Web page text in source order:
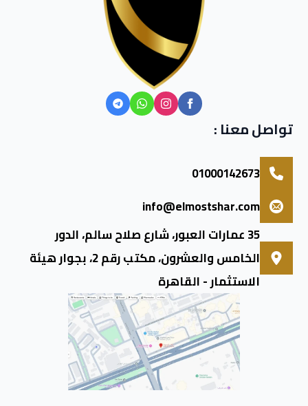
تواصل معنا :
01000142673
info@elmostshar.com
35 عمارات العبور، شارع صلاح سالم، الدور
الخامس والعشرون، مكتب رقم 2، بجوار هيئة
الاستثمار - القاهرة